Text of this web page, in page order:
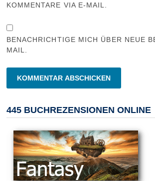
KOMMENTARE VIA E-MAIL.
BENACHRICHTIGE MICH ÜBER NEUE
MAIL.
445 BUCHREZENSIONEN ONLINE